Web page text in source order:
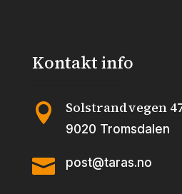
Kontakt info
 Solstrandvegen
9020 Tromsdalen
 post@taras.no